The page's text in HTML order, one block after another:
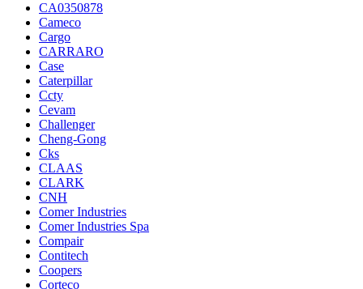
CA0350878
Cameco
Cargo
CARRARO
Case
Caterpillar
Ccty
Cevam
Challenger
Cheng-Gong
Cks
CLAAS
CLARK
CNH
Comer Industries
Comer Industries Spa
Compair
Contitech
Coopers
Corteco